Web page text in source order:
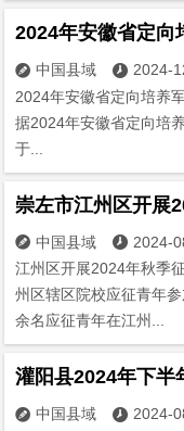
 中国县域  2024-
2024年安徽省定向培
据2024年安徽省定向培
于...
崇左市江州区开展
 中国县域  2024-
江州区开展2024年秋季
州区辖区院校应征青年
余名应征青年在江州...
灌阳县2024年下半
 中国县域  2024-